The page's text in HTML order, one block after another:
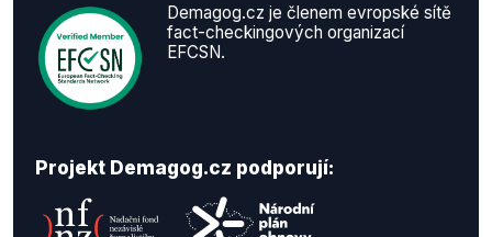
Demagog.cz je členem evropské sítě
fact-checkingových organizací
EFCSN.
Projekt Demagog.cz podporují: